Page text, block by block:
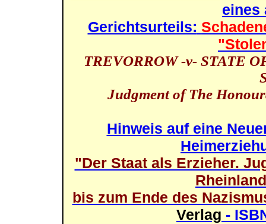
eines
Gerichtsurteils:
TREVORROW -v- STATE
Judgment of The
Hinweis auf eine
"Der Staat als Erzieher.
bis zum Ende des
Verlag -